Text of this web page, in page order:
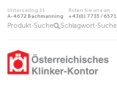
Unterseling 11
A-4672 Bachmanning
Rufen Sie uns an
+43(0) 7735 / 6571
Produkt-Suche Schlagwort-Suche